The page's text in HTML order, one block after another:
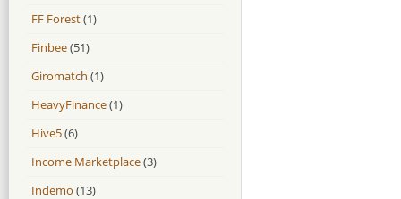
FF Forest(1)
Finbee(51)
Giromatch (1)
HeavyFinance(1)
Hive5(6)
Income Marketplace(3)
Indemo (13)